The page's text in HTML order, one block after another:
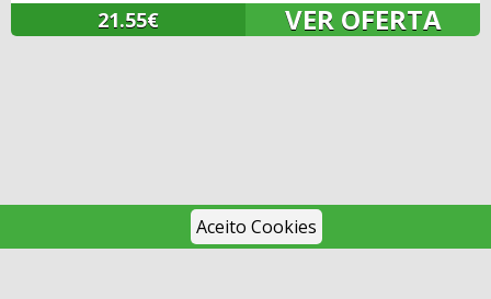
21.55€ VER OFERTA
Aceito Cookies